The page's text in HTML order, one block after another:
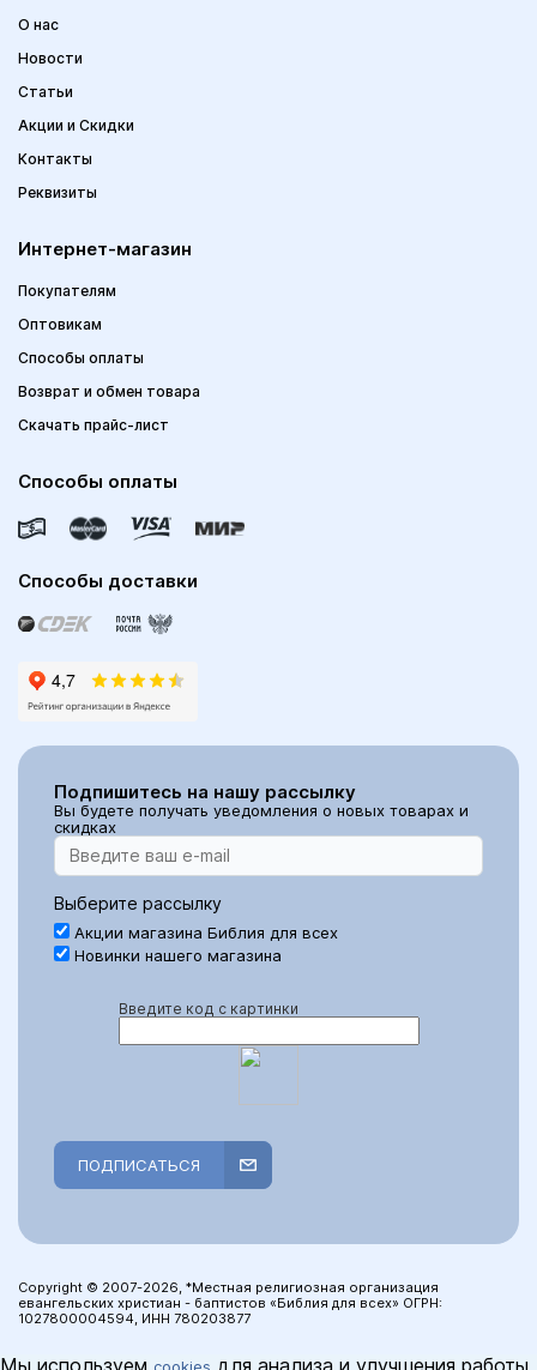
О нас
Новости
Статьи
Акции и Скидки
Контакты
Реквизиты
Интернет-магазин
Покупателям
Оптовикам
Способы оплаты
Возврат и обмен товара
Скачать прайс-лист
Способы оплаты
Способы доставки
Подпишитесь на нашу рассылку
Вы будете получать уведомления о новых товарах и
скидках
Выберите рассылку
Акции магазина Библия для всех
Новинки нашего магазина
Введите код с картинки
ПОДПИСАТЬСЯ
Copyright © 2007-2026, *Местная религиозная организация
евангельских христиан - баптистов «Библия для всех» ОГРН:
1027800004594, ИНН 780203877
Мы используем cookies для анализа и улучшения работы